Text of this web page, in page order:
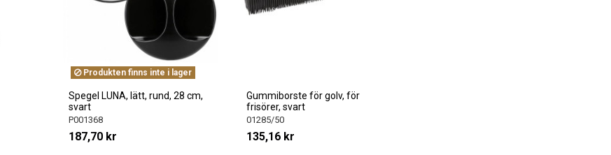
Produkten finns inte i lager
Spegel LUNA, lätt, rund, 28 cm,
svart
P001368
187,70 kr
Gummiborste för golv, för
frisörer, svart
01285/50
135,16 kr